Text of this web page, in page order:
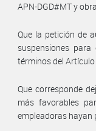
APN-DGD#MT y
Que la petición de
suspensiones
términos del
Que corresponde
más favorables
empleadoras hayan